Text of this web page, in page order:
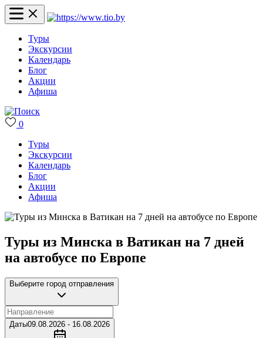
Туры
Экскурсии
Календарь
Блог
Акции
Афиша
0
Туры
Экскурсии
Календарь
Блог
Акции
Афиша
Туры из Минска в Ватикан на 7 дней
на автобусе по Европе
Выберите город отправления
Даты09.08.2026 - 16.08.2026